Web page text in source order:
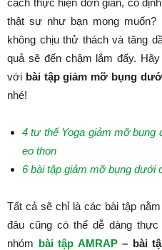
cách thực hiện đơn giản, cố
thật sự như bạn mong
không chịu thử thách và tăng
quả sẽ đến chậm lắm đấy.
với bài tập giảm mỡ bụng
nhé!
4 tư thế Yoga giảm mỡ bụng
eo thon
6 bài tập giảm mỡ bụng dưới
Tất cả sẽ chỉ là các bài tập
đâu cũng có thể dễ dàng
nhóm bài tập AMRAP– bài